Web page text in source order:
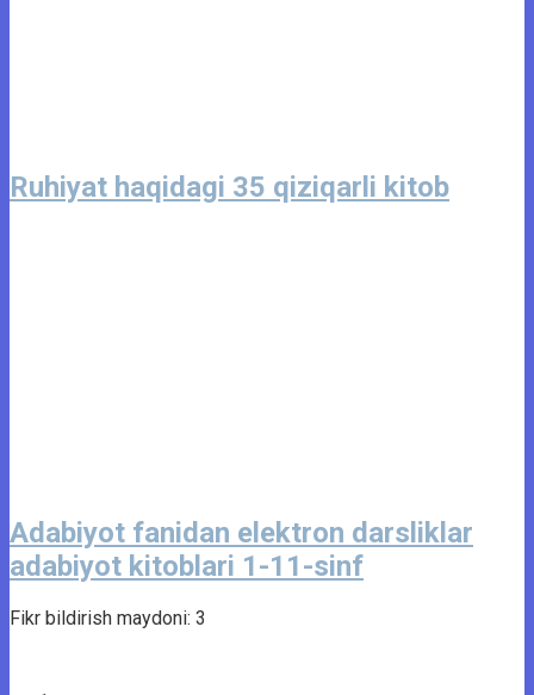
Ruhiyat haqidagi 35 qiziqarli kitob
Adabiyot fanidan elektron darsliklar
adabiyot kitoblari 1-11-sinf
Fikr bildirish maydoni: 3